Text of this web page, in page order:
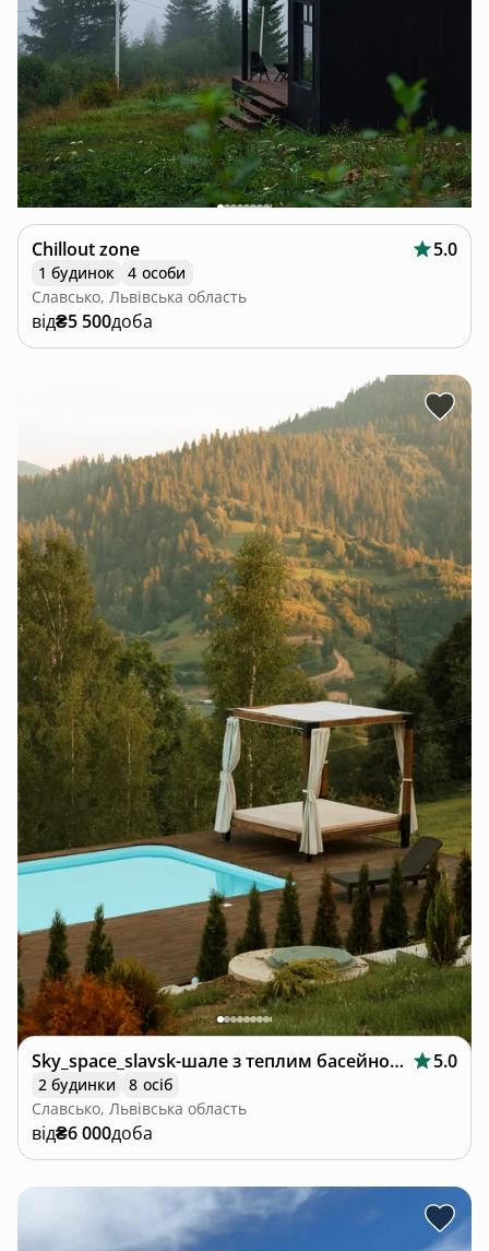
Chillout zone 5.0
1 будинок
4 особи
Славсько, Львівська область
від₴5 500доба
Sky_space_slavsk-шале з теплим басейном🩵 5.0
2 будинки
8 осіб
Славсько, Львівська область
від₴6 000доба